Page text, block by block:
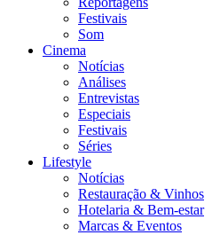
Festivais
Som
Cinema
Notícias
Análises
Entrevistas
Especiais
Festivais
Séries
Lifestyle
Notícias
Restauração & Vinhos
Hotelaria & Bem-estar
Marcas & Eventos